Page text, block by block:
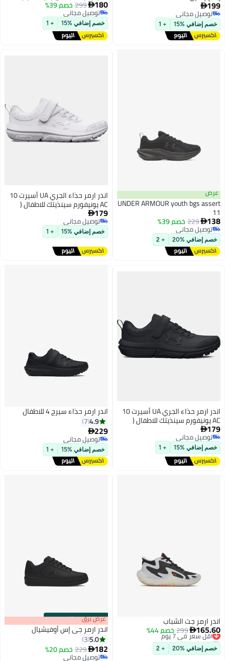
2
199
توصيل مجاني
توصيل مجاني
خصم إضافي %15 + 1
180
299 خصم 39%
توصيل مجاني
توصيل مجاني
خصم إضافي %15 + 1
عرض
UNDER ARMOUR youth bgs assert
11
138
229 خصم 39%
توصيل مجاني
توصيل مجاني
خصم إضافي %20 + 2
2
اندر ارمر حذاء الجري UA أسيرت 10
AC يونيفورم سينذيتك للاطفال (
للاطفال الكبار)
179
توصيل مجاني
توصيل مجاني
خصم إضافي %15 + 1
2
اندر ارمر حذاء الجري UA أسيرت 10
AC يونيفورم سينذيتك للاطفال (
للاطفال الكبار)
179
توصيل مجاني
توصيل مجاني
خصم إضافي %15 + 1
اندر ارمر حذاء سيرج 4 للاطفال
4.9
7
229
توصيل مجاني
توصيل مجاني
خصم إضافي %15 + 1
اندر ارمر جت الشباب
165.60
299خصم 44%أقل سعر في 7 يوم
توصيل مجاني
أقل سعر في 7 يوم
خصم إضافي %20 + 2
00m:00s
·باقي 100% عرض برق
اندر ارمر جي إس أوفيشيال
5.0
3
182
229 خصم 20%
توصيل مجاني